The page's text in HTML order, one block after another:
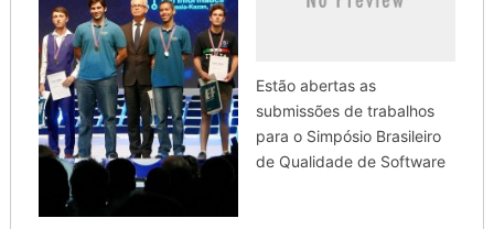
Estão abertas as
submissões de trabalhos
para o Simpósio Brasileiro
de Qualidade de Software